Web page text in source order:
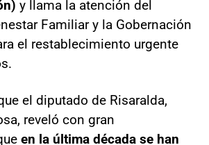
y llama la atención del
Familiar y la Gobernación
el restablecimiento urgente
el diputado de Risaralda,
reveló con gran
en la última década se han